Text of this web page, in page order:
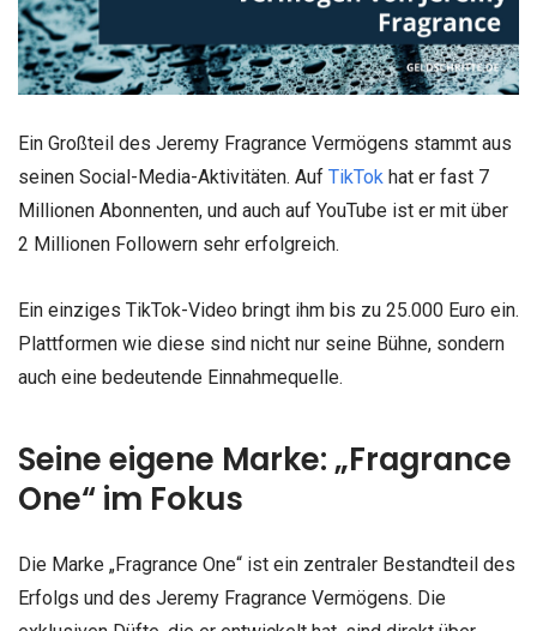
Ein Großteil des Jeremy Fragrance Vermögens stammt aus
seinen Social-Media-Aktivitäten. Auf TikTok hat er fast 7
Millionen Abonnenten, und auch auf YouTube ist er mit über
2 Millionen Followern sehr erfolgreich.
Ein einziges TikTok-Video bringt ihm bis zu 25.000 Euro ein.
Plattformen wie diese sind nicht nur seine Bühne, sondern
auch eine bedeutende Einnahmequelle.
Seine eigene Marke: „Fragrance
One“ im Fokus
Die Marke „Fragrance One“ ist ein zentraler Bestandteil des
Erfolgs und des Jeremy Fragrance Vermögens. Die